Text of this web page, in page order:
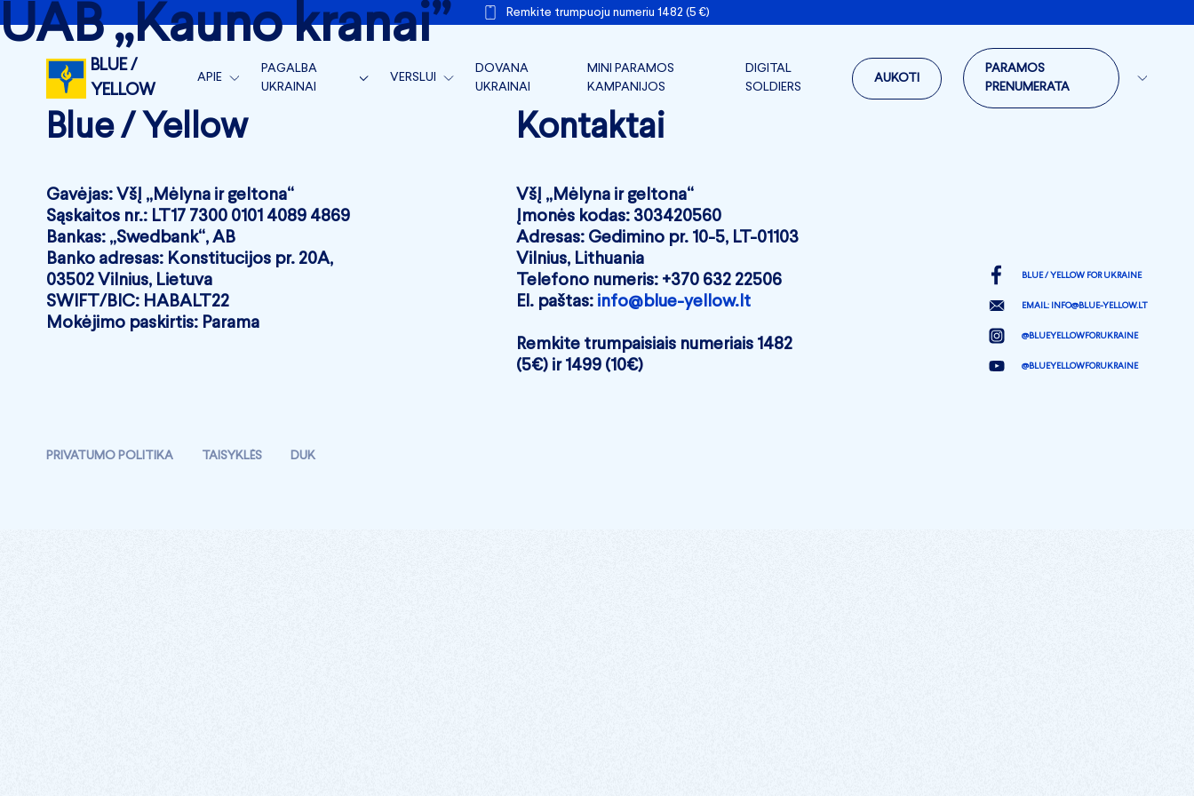
Remkite trumpuoju numeriu 1482 (5 €)
BLUE /
YELLOW
APIE
APIE MUS
RĖMĖJAI
SUSISIEKITE
PAGALBA
UKRAINAI
MĖNESIO ATASKAITOS
METINĖS ATASKAITOS IR DOKUMENTAI
SKIRTI 1.2 %
VERSLUI
DOVANA
UKRAINAI
MINI PARAMOS
KAMPANIJOS
DIGITAL
SOLDIERS
AUKOTI
PARAMOS
PRENUMERATA
UAB „Kauno kranai”
Blue / Yellow
Gavėjas: VšĮ „Mėlyna ir geltona“
Sąskaitos nr.: LT17 7300 0101 4089 4869
Bankas: „Swedbank“, AB
Banko adresas: Konstitucijos pr. 20A,
03502 Vilnius, Lietuva
SWIFT/BIC: HABALT22
Mokėjimo paskirtis: Parama
Kontaktai
VšĮ „Mėlyna ir geltona“
Įmonės kodas: 303420560
Adresas: Gedimino pr. 10-5, LT-01103
Vilnius, Lithuania
Telefono numeris: +370 632 22506
El. paštas: info@blue-yellow.lt
Remkite trumpaisiais numeriais 1482
(5€) ir 1499 (10€)
BLUE / YELLOW FOR UKRAINE
EMAIL: INFO@BLUE-YELLOW.LT
@BLUEYELLOWFORUKRAINE
@BLUEYELLOWFORUKRAINE
PRIVATUMO POLITIKA TAISYKLĖS DUK